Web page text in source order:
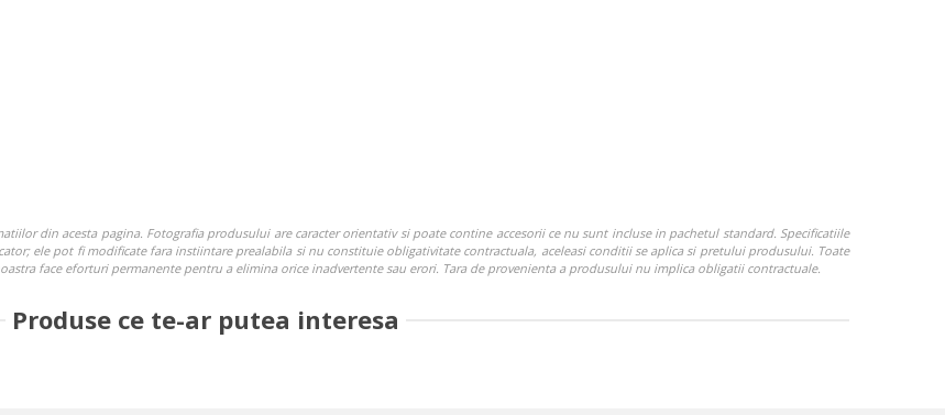
din acesta pagina. Fotografia produsului are caracter orientativ si poate contine accesorii ce nu sunt incluse in pachetul standard. Specificatiile
ele pot fi modificate fara instiintare prealabila si nu constituie obligativitate contractuala, aceleasi conditii se aplica si pretului produsului. Toate
face eforturi permanente pentru a elimina orice inadvertente sau erori. Tara de provenienta a produsului nu implica obligatii contractuale.
Produse ce te-ar putea interesa